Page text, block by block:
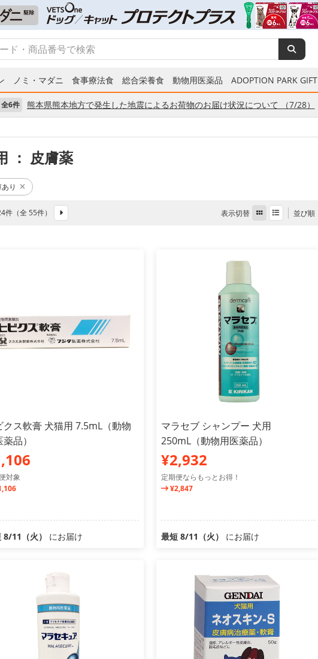
ノミ・マダニ 食事療法食 総合栄養食 動物用医薬品 ADOPTION PARK GIFT
全6件 熊本県熊本地方で発生した地震によるお荷物のお届け状況について （7/28）
： 皮膚薬
り
件（全 55件） 表示切替 並び順
クス軟膏 犬猫用 7.5mL（動物
品）
対象
8/11（火） にお届け
マラセブ シャンプー 犬用
250mL（動物用医薬品）
¥2,932
定期便ならもっとお得！
¥2,847
最短 8/11（火） にお届け